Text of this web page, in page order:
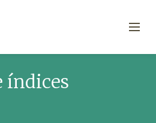
índices